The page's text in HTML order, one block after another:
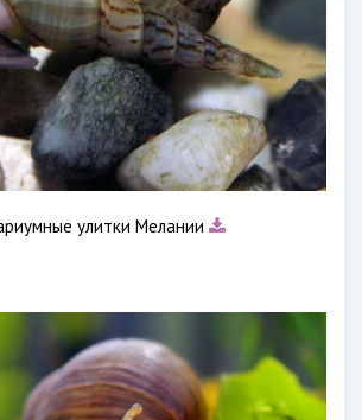
улитки Мелании